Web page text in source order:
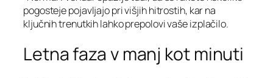
pogosteje pojavljajo pri višjih hitrostih, kar na
ključnih trenutkih lahko prepolovi vaše izplačilo.
Letna faza v manj kot minuti